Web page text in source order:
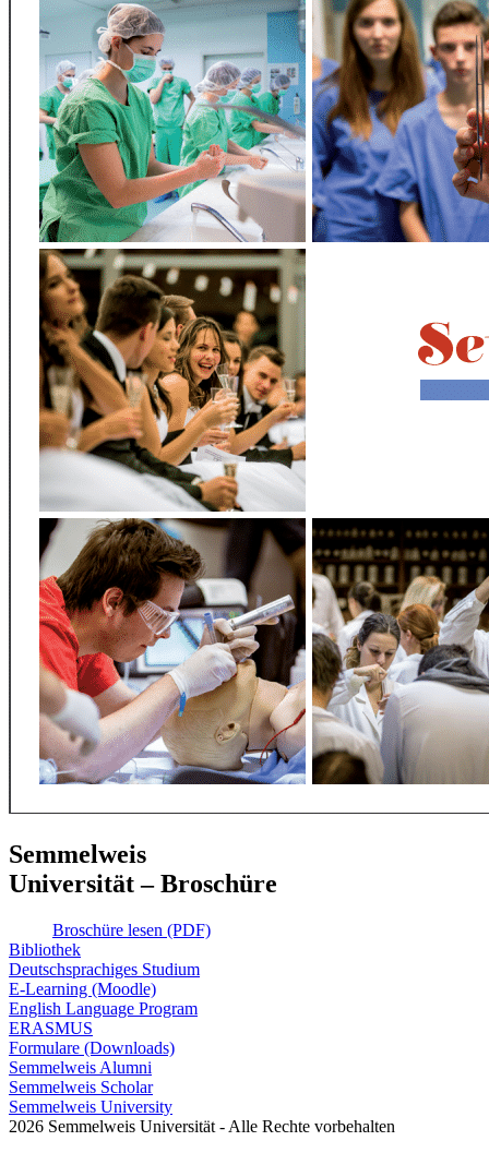
Semmelweis
Universität – Broschüre
Broschüre lesen (PDF)
Bibliothek
Deutschsprachiges Studium
E-Learning (Moodle)
English Language Program
ERASMUS
Formulare (Downloads)
Semmelweis Alumni
Semmelweis Scholar
Semmelweis University
2026 Semmelweis Universität - Alle Rechte vorbehalten